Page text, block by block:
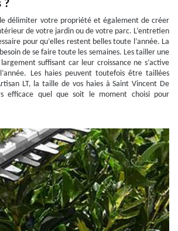
?
délimiter votre propriété et également de créer
de votre jardin ou de votre parc. L’entretien
pour qu’elles restent belles toute l’année. La
de se faire toute les semaines. Les tailler une
suffisant car leur croissance ne s’active
Les haies peuvent toutefois être taillées
LT, la taille de vos haies à Saint Vincent De
efficace quel que soit le moment choisi pour